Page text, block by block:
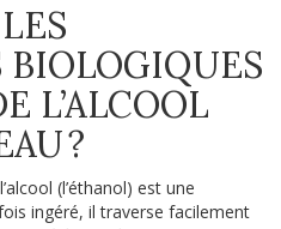
BIOLOGIQUES
L’ALCOOL
?
(l’éthanol) est une
ingéré, il traverse facilement